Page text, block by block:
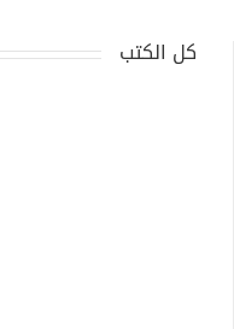
كل الكتب